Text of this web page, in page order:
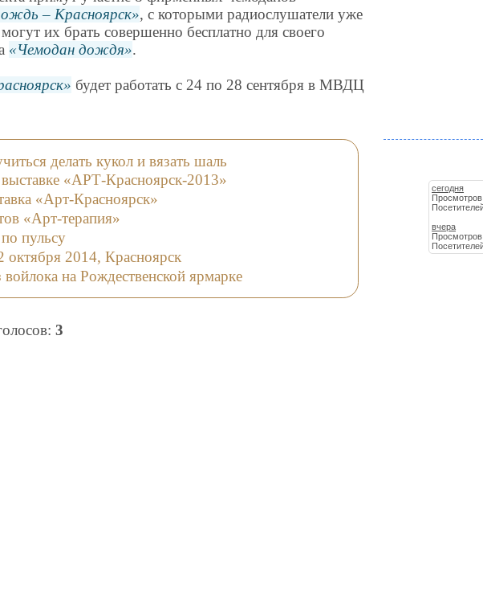
– Красноярск , с которыми радиослушатели уже
их брать совершенно бесплатно для своего
Чемодан дождя .
будет работать с 24 по 28 сентября в МВДЦ
делать кукол и вязать шаль
«АРТ-Красноярск-2013»
«Арт-Красноярск»
«Арт-терапия»
пульсу
октября 2014, Красноярск
на Рождественской ярмарке
3
сегодня
вчера